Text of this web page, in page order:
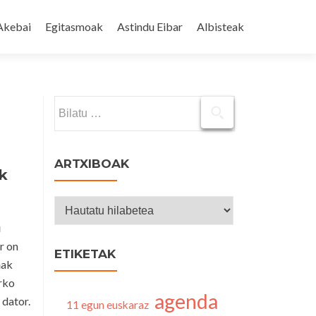
Egitasmoak Astindu Eibar Albisteak
on
ARTXIBOAK
Artxiboak
ETIKETAK
11 egun euskaraz agenda